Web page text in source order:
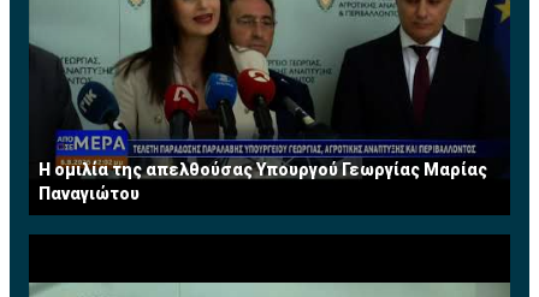
Η ομιλία της απελθούσας Υπουργού Γεωργίας Μαρίας
Παναγιώτου